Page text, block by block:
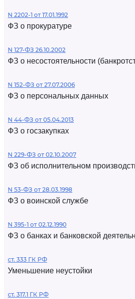
N 2202-1 от 17.01.1992
ФЗ о прокуратуре
N 127-ФЗ 26.10.2002
ФЗ о несостоятельности
N 152-ФЗ от 27.07.2006
ФЗ о персональных данных
N 44-ФЗ от 05.04.2013
ФЗ о госзакупках
N 229-ФЗ от 02.10.2007
ФЗ об исполнительном
N 53-ФЗ от 28.03.1998
ФЗ о воинской службе
N 395-1 от 02.12.1990
ФЗ о банках и банковской
ст. 333 ГК РФ
Уменьшение неустойки
ст. 317.1 ГК РФ